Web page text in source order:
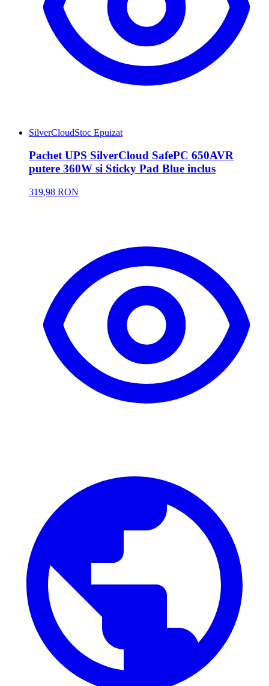
SilverCloudStoc Epuizat
Pachet UPS SilverCloud SafePC 650AVR
putere 360W si Sticky Pad Blue inclus
319,98 RON